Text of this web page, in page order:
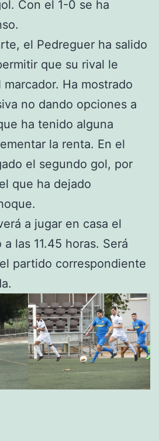
Con el 1-0 se ha
el Pedreguer ha salido
que su rival le
Ha mostrado
no dando opciones a
ha tenido alguna
la renta. En el
el segundo gol, por
que ha dejado
a jugar en casa el
las 11.45 horas. Será
partido correspondiente